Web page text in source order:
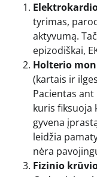
tyrimas,
aktyvumą.
epizodiškai,
Holterio
(kartais ir
Pacientas
kuris fiksuoja
gyvena
leidžia
nėra
Fizinio